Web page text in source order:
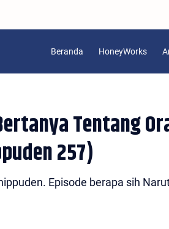
Beranda HoneyWorks
Tentang
257)
Episode berapa sih